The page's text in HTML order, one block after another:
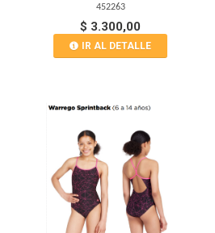
452263
$ 3.300,00
IR AL DETALLE